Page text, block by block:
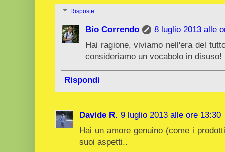
Risposte
Bio Correndo
8 luglio 2013 alle
Hai ragione, viviamo nell'era del
consideriamo un vocabolo in disuso!
Rispondi
Davide R. 9 luglio 2013 alle ore 13:30
Hai un amore genuino (come i
suoi aspetti..